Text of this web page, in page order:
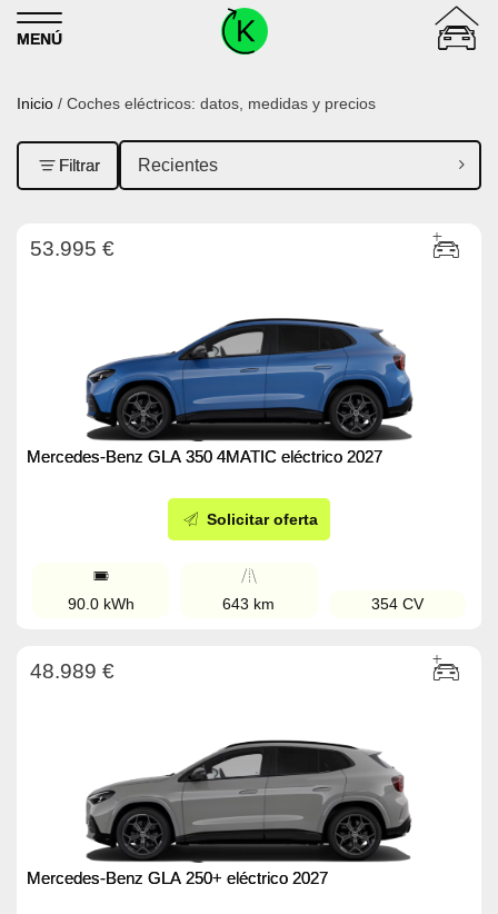
Skip to content
MENÚ
Inicio / Coches eléctricos: datos, medidas y precios
Filtrar
53.995 €
Mercedes-Benz GLA 350 4MATIC eléctrico 2027
Solicitar oferta
90.0 kWh 643 km 354 CV
48.989 €
Mercedes-Benz GLA 250+ eléctrico 2027